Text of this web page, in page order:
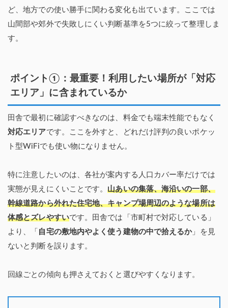
ど、地方での使い勝手に関わる変化も出ています。ここでは
山間部や郊外で失敗しにくい判断基準を5つに絞って整理しま
す。
ポイント①：最重要！利用したい場所が「対応
エリア」に含まれているか
田舎で最初に確認すべきなのは、料金でも端末性能でもなく
対応エリアです。ここを外すと、どれだけ評判の良いポケッ
ト型WiFiでも使い物になりません。
特に注意したいのは、各社が案内する人口カバー率だけでは
実態が見えにくいことです。山あいの集落、海沿いの一部、
幹線道路から外れた住宅地、キャンプ場周辺のような場所は
体感とズレやすいです。田舎では「市町村で対応している」
より、「 自宅の敷地内やよく使う建物の中で拾えるか」を見
ないと判断を誤ります。
回線ごとの傾向も押さえておくと選びやすくなります。